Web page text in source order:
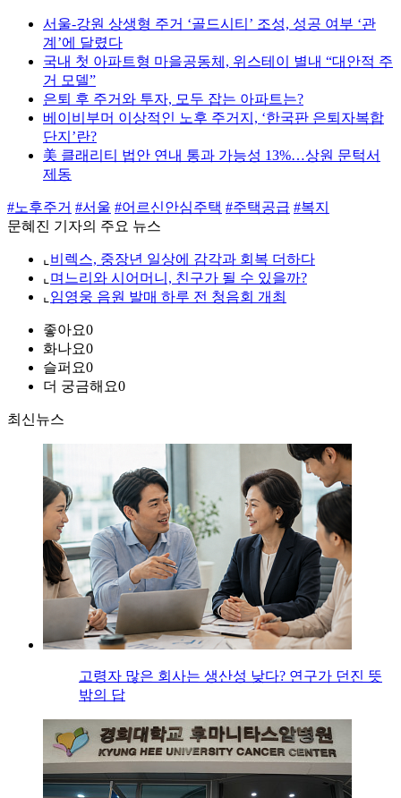
서울-강원 상생형 주거 ‘골드시티’ 조성, 성공 여부 ‘관
계’에 달렸다
국내 첫 아파트형 마을공동체, 위스테이 별내 “대안적 주
거 모델”
은퇴 후 주거와 투자, 모두 잡는 아파트는?
베이비부머 이상적인 노후 주거지, ‘한국판 은퇴자복합
단지’란?
美 클래리티 법안 연내 통과 가능성 13%…상원 문턱서
제동
#노후주거 #서울 #어르신안심주택 #주택공급 #복지
문혜진 기자의 주요 뉴스
⌞ 비렉스, 중장년 일상에 감각과 회복 더하다
⌞ 며느리와 시어머니, 친구가 될 수 있을까?
⌞ 임영웅 음원 발매 하루 전 청음회 개최
좋아요0
화나요0
슬퍼요0
더 궁금해요0
최신뉴스
고령자 많은 회사는 생산성 낮다? 연구가 던진 뜻
밖의 답